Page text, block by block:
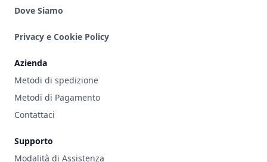
Dove Siamo
Privacy e Cookie Policy
Azienda
Metodi di spedizione
Metodi di Pagamento
Contattaci
Supporto
Modalità di Assistenza